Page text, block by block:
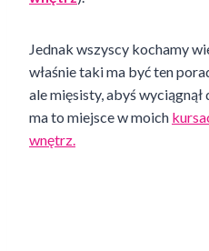
Jednak wszyscy kochamy
właśnie taki ma być ten
ale mięsisty, abyś wyciągnął
ma to miejsce w moich
wnętrz.